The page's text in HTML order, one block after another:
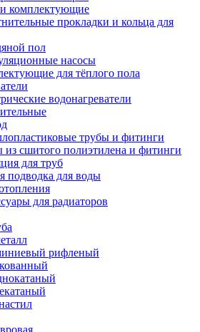
комплектующие
прокладки и кольца для
пол
насосы
для тёплого пола
водонагреватели
трубы и фитинги
из сшитого полиэтилена и фитинги
для труб
подводка для воды
для радиаторов
рифленый